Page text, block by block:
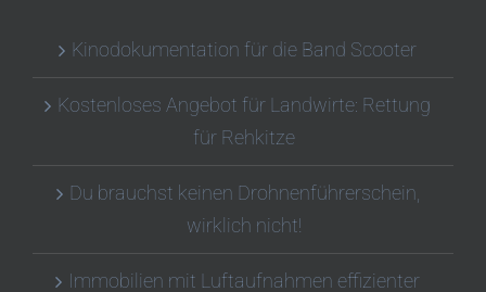
Kinodokumentation für die Band Scooter
Kostenloses Angebot für Landwirte: Rettung
für Rehkitze
Du brauchst keinen Drohnenführerschein,
wirklich nicht!
Immobilien mit Luftaufnahmen effizienter